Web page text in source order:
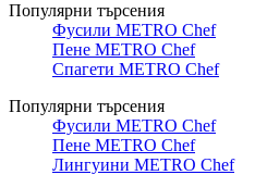
Популярни търсения
Фусили METRO Chef
Пене METRO Chef
Спагети METRO Chef
Популярни търсения
Фусили METRO Chef
Пене METRO Chef
Лингуини METRO Chef